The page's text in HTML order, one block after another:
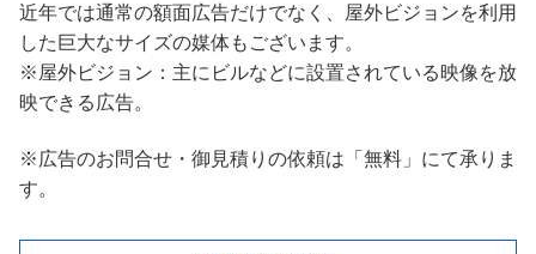
近年では通常の額面広告だけでなく、屋外ビジョンを利用
した巨大なサイズの媒体もございます。
※屋外ビジョン：主にビルなどに設置されている映像を放
映できる広告。
※広告のお問合せ・御見積りの依頼は「無料」にて承りま
す。